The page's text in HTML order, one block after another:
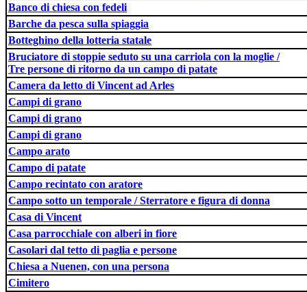
Banco di chiesa con fedeli
Barche da pesca sulla spiaggia
Botteghino della lotteria statale
Bruciatore di stoppie seduto su una carriola con la moglie /
Tre persone di ritorno da un campo di patate
Camera da letto di Vincent ad Arles
Campi di grano
Campi di grano
Campi di grano
Campo arato
Campo di patate
Campo recintato con aratore
Campo sotto un temporale / Sterratore e figura di donna
Casa di Vincent
Casa parrocchiale con alberi in fiore
Casolari dal tetto di paglia e persone
Chiesa a Nuenen, con una persona
Cimitero